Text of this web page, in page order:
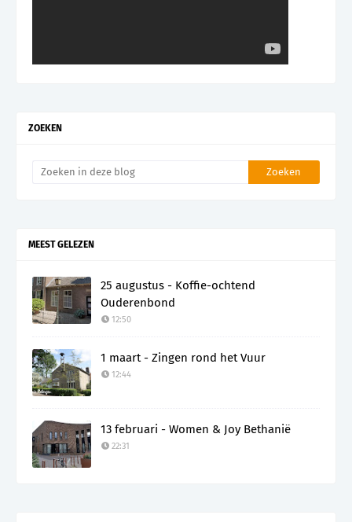
ZOEKEN
MEEST GELEZEN
25 augustus - Koffie-ochtend
Ouderenbond
12:50
1 maart - Zingen rond het Vuur
12:44
13 februari - Women & Joy Bethanië
22:31